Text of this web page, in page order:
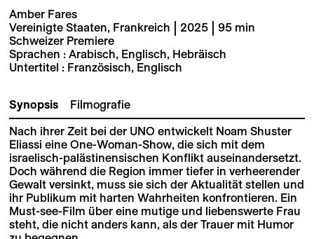
Amber Fares
Vereinigte Staaten, Frankreich | 2025 | 95 min
Schweizer Premiere
Sprachen : Arabisch, Englisch, Hebräisch
Untertitel : Französisch, Englisch
Synopsis Filmografie
Nach ihrer Zeit bei der UNO entwickelt Noam Shuster
Eliassi eine One-Woman-Show, die sich mit dem
israelisch-palästinensischen Konflikt auseinandersetzt.
Doch während die Region immer tiefer in verheerender
Gewalt versinkt, muss sie sich der Aktualität stellen und
ihr Publikum mit harten Wahrheiten konfrontieren. Ein
Must-see-Film über eine mutige und liebenswerte Frau
steht, die nicht anders kann, als der Trauer mit Humor